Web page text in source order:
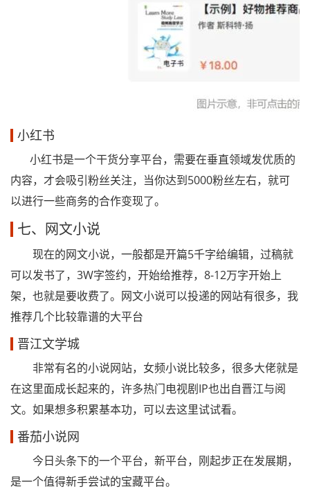
小红书
小红书是一个干货分享平台，需要在垂直领域发优质的
内容，才会吸引粉丝关注，当你达到5000粉丝左右，就可
以进行一些商务的合作变现了。
七、网文小说
现在的网文小说，一般都是开篇5千字给编辑，过稿就
可以发书了，3W字签约，开始给推荐，8-12万字开始上
架，也就是要收费了。网文小说可以投递的网站有很多，我
推荐几个比较靠谱的大平台
晋江文学城
非常有名的小说网站，女频小说比较多，很多大佬就是
在这里面成长起来的，许多热门电视剧IP也出自晋江与阅
文。如果想多积累基本功，可以去这里试试看。
番茄小说网
今日头条下的一个平台，新平台，刚起步正在发展期，
是一个值得新手尝试的宝藏平台。